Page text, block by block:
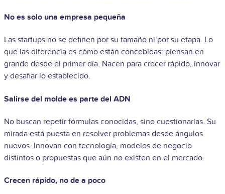
No es solo una empresa pequeña
Las startups no se definen por su tamaño ni por su etapa. Lo
que las diferencia es cómo están concebidas: piensan en
grande desde el primer día. Nacen para crecer rápido, innovar
y desafiar lo establecido.
Salirse del molde es parte del ADN
No buscan repetir fórmulas conocidas, sino cuestionarlas. Su
mirada está puesta en resolver problemas desde ángulos
nuevos. Innovan con tecnología, modelos de negocio
distintos o propuestas que aún no existen en el mercado.
Crecen rápido, no de a poco